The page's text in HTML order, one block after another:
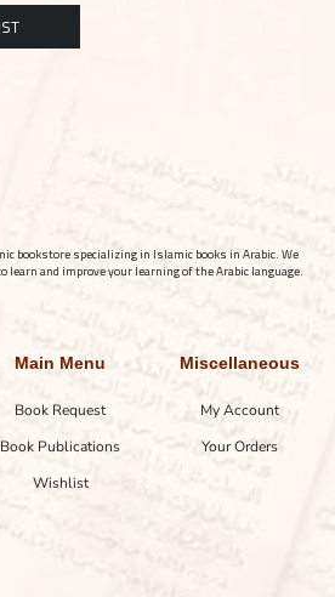
bookstore specializing in Islamic books in Arabic. We
learn and improve your learning of the Arabic language.
Main Menu
Book Request
Book Publications
Wishlist
Miscellaneous
My Account
Your Orders